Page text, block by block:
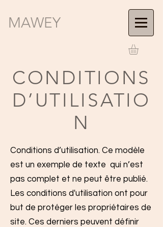
MAWEY
CONDITIONS
D’UTILISATIO
N
Conditions d’utilisation. Ce modèle
est un exemple de texte qui n’est
pas complet et ne peut être publié.
Les conditions d'utilisation ont pour
but de protéger les propriétaires de
site. Ces derniers peuvent définir